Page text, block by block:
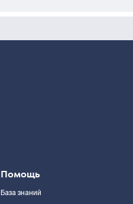
Помощь
База знаний